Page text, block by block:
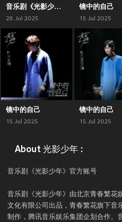
音乐剧《光影少年》原声专辑
28 Jul 2025
镜中的自己
15 Jul 2025
镜中的自己
15 Jul 2025
镜中的自己
15 Jul 2025
About 光影少年 :
音乐剧《光影少年》官方账号
音乐剧《光影少年》由北京青春繁花
文化有限公司出品，青春繁花旗下音
制作，腾讯音乐娱乐集团企划合作。